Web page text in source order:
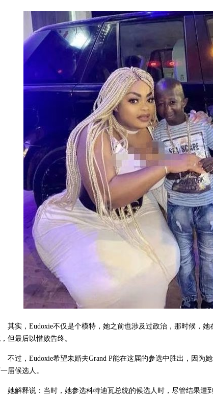
其实，Eudoxie不仅是个模特，她之前也涉及过政治，那时候，
但最后以惜败告终。
不过，Eudoxie希望未婚夫Grand P能在这届的参选中胜出，因为
届候选人。
她解释说：当时，她参选科特迪瓦总统的候选人时，尽管结果遭